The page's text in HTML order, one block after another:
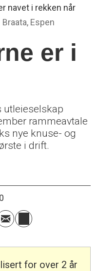
navet i rekken når
Braata, Espen
er i
utleieselskap
rammeavtale
nye knuse- og
i drift.
for over 2 år